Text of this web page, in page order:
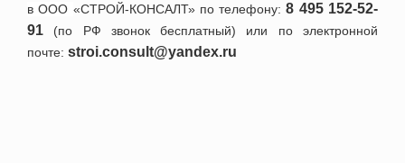
в ООО «СТРОЙ-КОНСАЛТ» по телефону:8 495 152-52-
91 (по РФ звонок бесплатный) или по электронной
почте: stroi.consult@yandex.ru